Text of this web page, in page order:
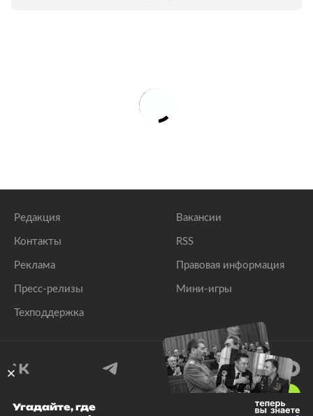
Редакция
Контакты
Реклама
Пресс-релизы
Техподдержка
Вакансии
RSS
Правовая информация
Мини-игры
Угадайте, где